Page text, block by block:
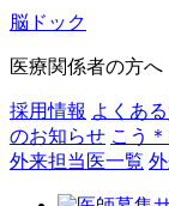
脳ドック
医療関係者の方へ
採用情報 よくあ
のお知らせ こう
外来担当医一覧